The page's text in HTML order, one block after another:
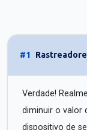
#1
Verdade!
diminuir o valor
dispositivo de